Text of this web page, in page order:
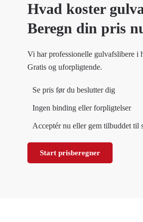
Hvad koster
Beregn din pris
Vi har professionelle gulvafslibere i
Gratis og uforpligtende.
Se pris før du beslutter dig
Ingen binding eller forpligtelser
Acceptér nu eller gem tilbuddet til
Start prisberegner